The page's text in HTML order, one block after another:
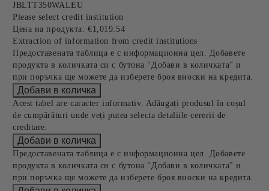
JBLTT350WALEU
Please select credit institution
Цена на продукта: €1,019.54
Extraction of information from credit institutions
Предоставената таблица е с информационна цел. Добавете
продукта в количката си с бутона "Добави в количката" и
при поръчка ще можете да изберете броя вноски на кредита.
Acest tabel are caracter informativ. Adăugați produsul în coșul
de cumpărături unde veți putea selecta detaliile cererii de
creditare.
Предоставената таблица е с информационна цел. Добавете
продукта в количката си с бутона "Добави в количката" и
при поръчка ще можете да изберете броя вноски на кредита.